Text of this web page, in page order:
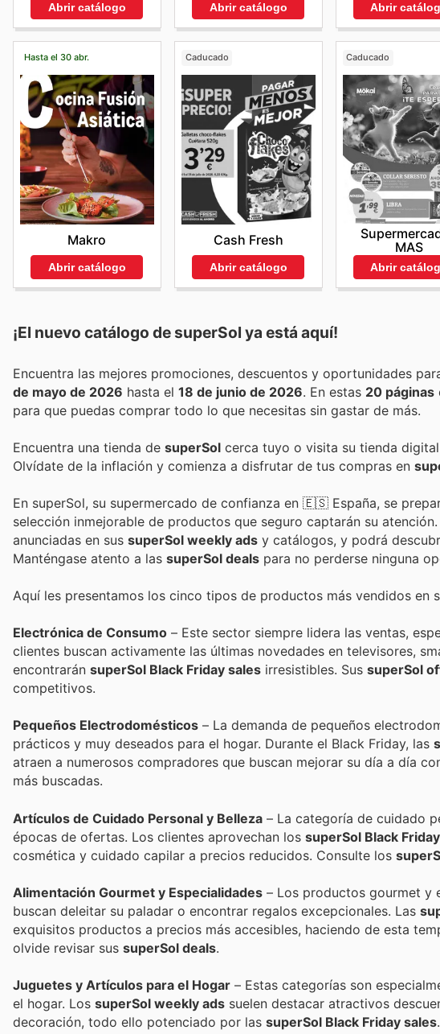
Abrir catálogo Abrir catálogo Abrir
Hasta el 30 abr.
Makro
Abrir catálogo
Caducado
Cash Fresh
Abrir catálogo
Caducado
MAS
Abrir
¡El nuevo catálogo desuperSol ya está aquí!
Encuentra las
de mayo de 2026 hasta el 18 de junio de 2026 . En estas 20 páginas
para que puedas comprar todo lo que necesitas sin gastar de más.
Encuentra una tienda de superSol cerca tuyo o visita su tienda
Olvídate de la inflación y comienza a disfrutar de tus compras en
En superSol, su supermercado de confianza en 🇪🇸 España, se
selección inmejorable de productos que seguro captarán su
anunciadas en sus superSol weekly ads y catálogos, y podrá
Manténgase atento a las superSol deals para no perderse ninguna
Aquí les presentamos los cinco tipos de productos más vendidos en
Electrónica de Consumo – Este sector siempre lidera las ventas,
clientes buscan activamente las últimas novedades en televisores,
encontrarán superSol Black Friday sales irresistibles. Sus superSol
competitivos.
Pequeños Electrodomésticos – La demanda de pequeños
prácticos y muy deseados para el hogar. Durante el Black Friday, las
atraen a numerosos compradores que buscan mejorar su día a día
más buscadas.
Artículos de Cuidado Personal y Belleza – La categoría de cuidado
épocas de ofertas. Los clientes aprovechan los superSol Black
cosmética y cuidado capilar a precios reducidos. Consulte los
Alimentación Gourmet y Especialidades – Los productos gourmet y
buscan deleitar su paladar o encontrar regalos excepcionales. Las
exquisitos productos a precios más accesibles, haciendo de esta
olvide revisar sus superSol deals.
Juguetes y Artículos para el Hogar – Estas categorías son
el hogar. Los superSol weekly ads suelen destacar atractivos
decoración, todo ello potenciado por las superSol Black Friday sales